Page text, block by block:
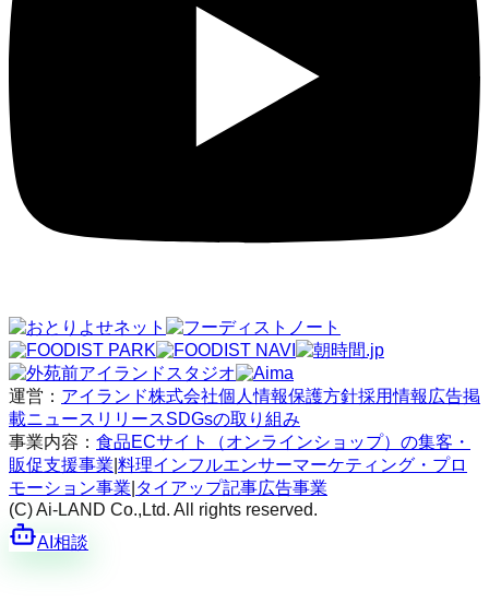
運営： アイランド株式会社個人情報保護方針採用情報 広告掲
載ニュースリリースSDGsの取り組み
事業内容： 食品ECサイト（オンラインショップ）の集客・
販促支援事業 料理インフルエンサーマーケティング・プロ
モーション事業 タイアップ記事広告事業
(C) Ai-LAND Co.,Ltd. All rights reserved.
AI相談